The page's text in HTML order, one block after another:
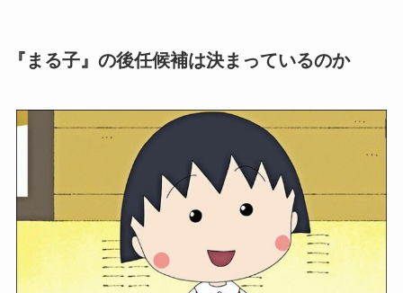
『まる子』の後任候補は決まっているのか